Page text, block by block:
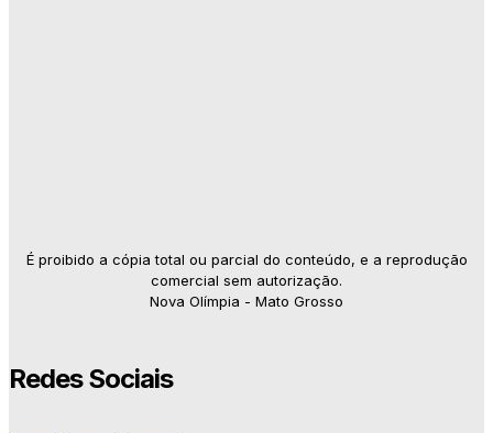
É proibido a cópia total ou parcial do conteúdo, e a reprodução
comercial sem autorização.
Nova Olímpia - Mato Grosso
Redes Sociais